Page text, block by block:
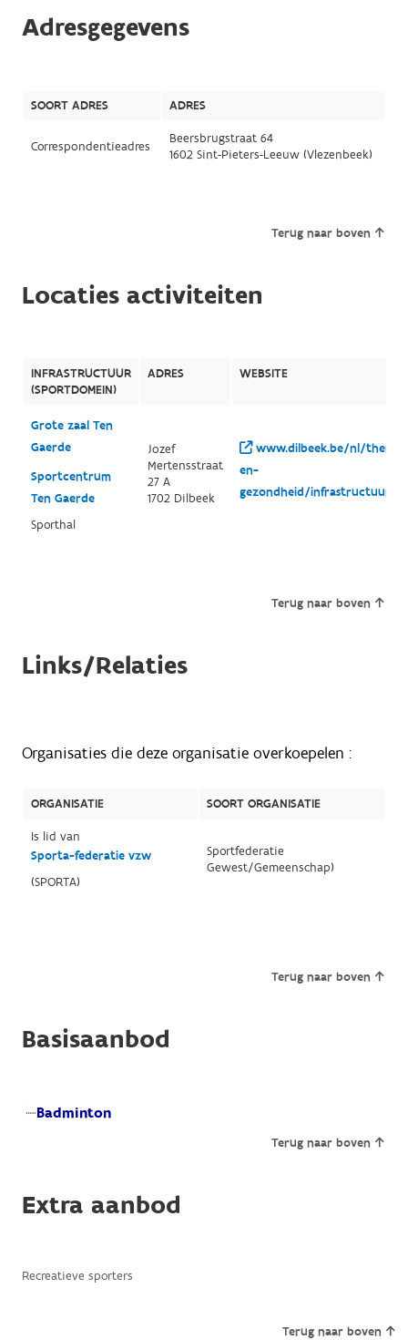
Adresgegevens
SOORT ADRES ADRES
Correspondentieadres
Beersbrugstraat 64
1602 Sint-Pieters-Leeuw (Vlezenbeek)
Terug naar boven
Locaties activiteiten
INFRASTRUCTUUR
(SPORTDOMEIN)
ADRES WEBSITE
Grote zaal Ten
Gaerde
Sportcentrum
Ten Gaerde
Sporthal
Jozef
Mertensstraat
27 A
1702 Dilbeek
www.dilbeek.be/nl/
en-
gezondheid/infrastructuur/
Terug naar boven
Links/Relaties
Organisaties die deze organisatie overkoepelen :
ORGANISATIE
SOORT ORGANISATIE
Is lid van
Sporta-federatie vzw
(SPORTA)
Sportfederatie
Gewest/Gemeenschap)
Terug naar boven
Basisaanbod
Badminton
Terug naar boven
Extra aanbod
Recreatieve sporters
Terug naar boven